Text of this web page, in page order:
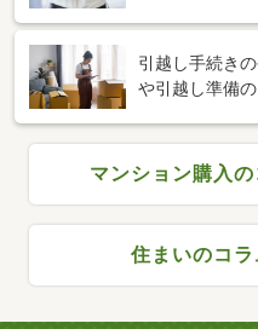
引越し手続き
や引越し準備
マンション購入
住まいのコ